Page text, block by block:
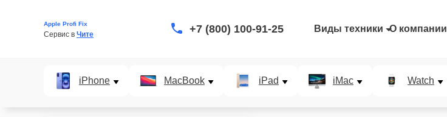
Apple Profi Fix
Сервис в Чите +7 (800) 100-91-25 Виды техники О компании
iPhone MacBook iPad iMac Watch